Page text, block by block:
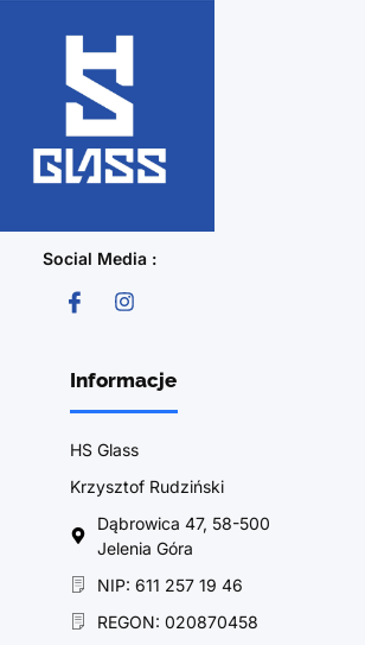
Social Media :
Informacje
HS Glass
Krzysztof Rudziński
Dąbrowica 47, 58-500
Jelenia Góra
NIP: 611 257 19 46
REGON: 020870458